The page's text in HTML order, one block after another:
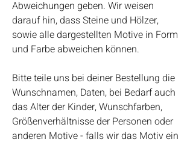
Abweichungen geben. Wir weisen
darauf hin, dass Steine und Hölzer,
sowie alle dargestellten Motive in Form
und Farbe abweichen können.
Bitte teile uns bei deiner Bestellung die
Wunschnamen, Daten, bei Bedarf auch
das Alter der Kinder, Wunschfarben,
Größenverhältnisse der Personen oder
anderen Motive - falls wir das Motiv ein